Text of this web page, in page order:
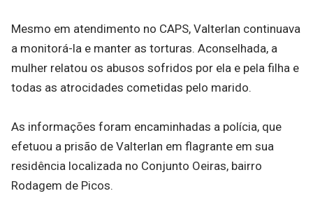
Mesmo em atendimento no CAPS, Valterlan continuava
a monitorá-la e manter as torturas. Aconselhada, a
mulher relatou os abusos sofridos por ela e pela filha e
todas as atrocidades cometidas pelo marido.
As informações foram encaminhadas a polícia, que
efetuou a prisão de Valterlan em flagrante em sua
residência localizada no Conjunto Oeiras, bairro
Rodagem de Picos.